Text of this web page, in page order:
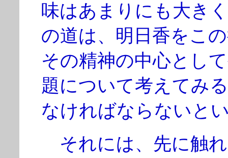
味はあまりにも大き
の道は、明日香をこ
その精神の中心とし
題について考えてみ
なければならないと
それには、先に触